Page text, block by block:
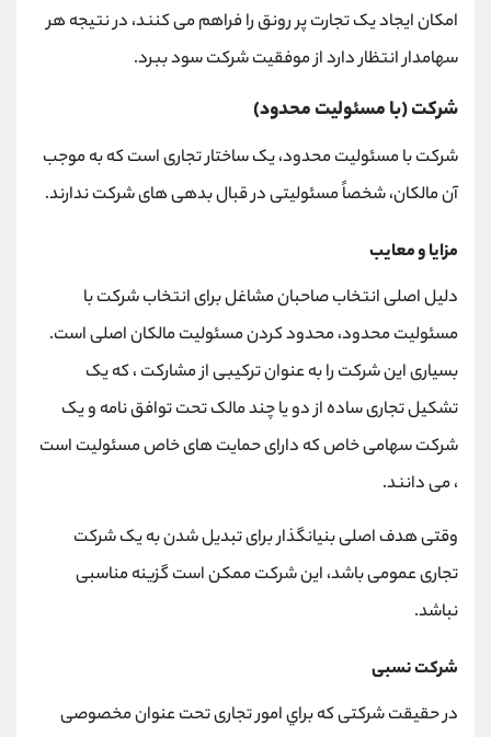
امکان ایجاد یک تجارت پر رونق را فراهم می کنند، در نتیجه هر
سهامدار انتظار دارد از موفقیت شرکت سود ببرد.
شرکت (با مسئولیت محدود)
شرکت با مسئولیت محدود، یک ساختار تجاری است که به موجب
آن مالکان، شخصاً مسئولیتی در قبال بدهی های شرکت ندارند.
مزایا و معایب
دلیل اصلی انتخاب صاحبان مشاغل برای انتخاب شرکت با
مسئولیت محدود، محدود کردن مسئولیت مالکان اصلی است.
بسیاری این شرکت را به عنوان ترکیبی از مشارکت ، که یک
تشکیل تجاری ساده از دو یا چند مالک تحت توافق نامه و یک
شرکت سهامی خاص که دارای حمایت های خاص مسئولیت است
، می دانند.
وقتی هدف اصلی بنیانگذار برای تبدیل شدن به یک شرکت
تجاری عمومی باشد، این شرکت ممکن است گزینه مناسبی
نباشد.
شرکت نسبی
در حقیقت شرکتی که براي امور تجاری تحت عنوان مخصوصی